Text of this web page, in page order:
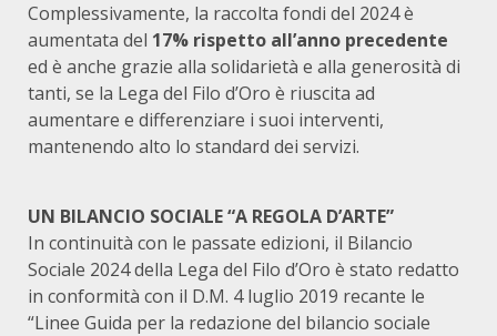
Complessivamente, la raccolta fondi del 2024 è
aumentata del 17% rispetto all’anno precedente
ed è anche grazie alla solidarietà e alla generosità di
tanti, se la Lega del Filo d’Oro è riuscita ad
aumentare e differenziare i suoi interventi,
mantenendo alto lo standard dei servizi.
UN BILANCIO SOCIALE “A REGOLA D’ARTE”
In continuità con le passate edizioni, il Bilancio
Sociale 2024 della Lega del Filo d’Oro è stato redatto
in conformità con il D.M. 4 luglio 2019 recante le
“Linee Guida per la redazione del bilancio sociale